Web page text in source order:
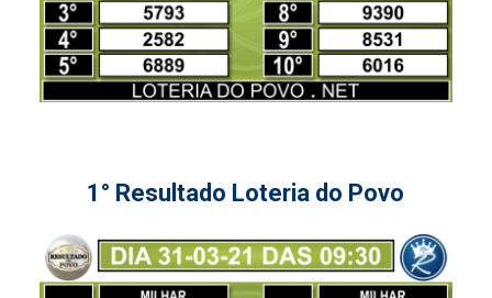
1° Resultado Loteria do Povo